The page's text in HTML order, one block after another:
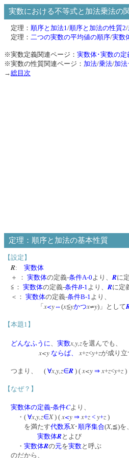
実数における不等式と加法乗法
定理： 順序と加法1 /順序と加法の性質2/
定理： 二つの実数の平均値の順序/実数
※実数定義関連ページ： 実数体･実数の定
※実数の性質関連ページ： 加法/乗法/加
→総目次
定理：順序と加法の基本性質
【設定】
R: 実数体
＋ ： 実数体の定義‐条件A-0 より、 Rに
≦： 実数体の定義‐条件B-1 より、 Rに定
＜： 実数体の定義‐条件B-1 より、
「 x<y ⇔ (x≦yかつx≠y)」として
【本題1】
どんなふうに 実数x,y,zを選んでも、
x<y ならば、 x+z<y+zが成り立
つまり、 ( ∀xy,z∈R ) ( x<y ⇒ x+z<y+z )
【なぜ？】
実数体の定義-条件Cより、
・( ∀x,y,z∈X) (x<y ⇒ x+z < y+z )
を満たす代数系X･ 順序集合(X,≦)を、
実数体Rとよび
・ 実数体Rの元を実数と呼ぶ
のだから、